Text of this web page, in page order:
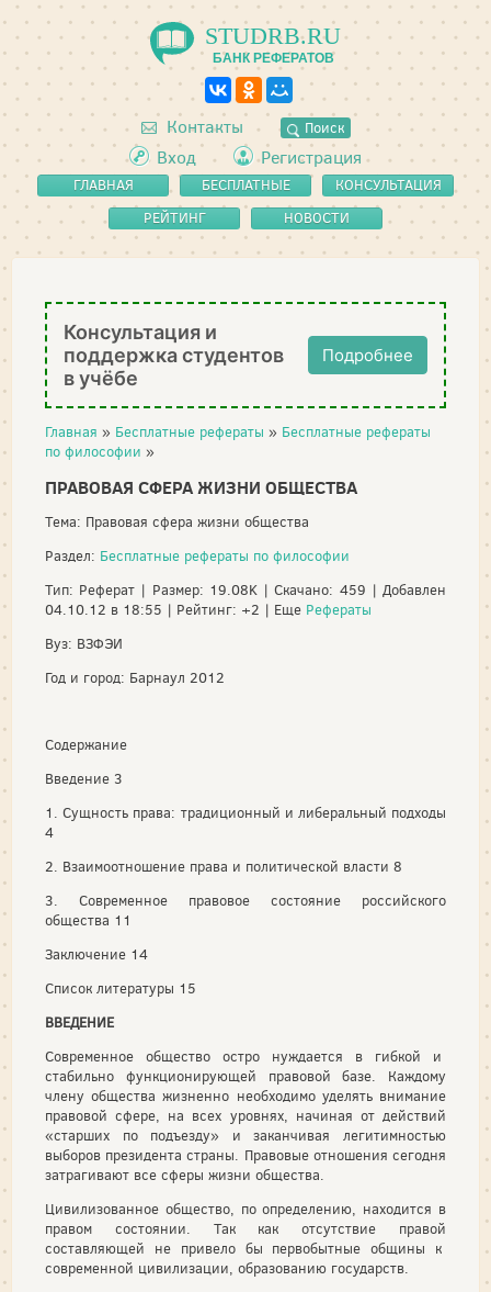
STUDRB.RU
БАНК РЕФЕРАТОВ
Контакты Поиск
Вход Регистрация
ГЛАВНАЯ
БЕСПЛАТНЫЕ
РЕФЕРАТЫ
КОНСУЛЬТАЦИЯ
РЕЙТИНГ
НОВОСТИ
Консультация и
поддержка студентов
в учёбе
Подробнее
Главная » Бесплатные рефераты » Бесплатные рефераты
по философии »
ПРАВОВАЯ СФЕРА ЖИЗНИ ОБЩЕСТВА
Тема: Правовая сфера жизни общества
Раздел: Бесплатные рефераты по философии
Тип: Реферат | Размер: 19.08K | Скачано: 459 | Добавлен
04.10.12 в 18:55 | Рейтинг: +2 | Еще Рефераты
Вуз: ВЗФЭИ
Год и город: Барнаул 2012
Содержание
Введение 3
1. Сущность права: традиционный и либеральный подходы
4
2. Взаимоотношение права и политической власти 8
3. Современное правовое состояние российского
общества 11
Заключение 14
Список литературы 15
ВВЕДЕНИЕ
Современное общество остро нуждается в гибкой и
стабильно функционирующей правовой базе. Каждому
члену общества жизненно необходимо уделять внимание
правовой сфере, на всех уровнях, начиная от действий
«старших по подъезду» и заканчивая легитимностью
выборов президента страны. Правовые отношения сегодня
затрагивают все сферы жизни общества.
Цивилизованное общество, по определению, находится в
правом состоянии. Так как отсутствие правой
составляющей не привело бы первобытные общины к
современной цивилизации, образованию государств.